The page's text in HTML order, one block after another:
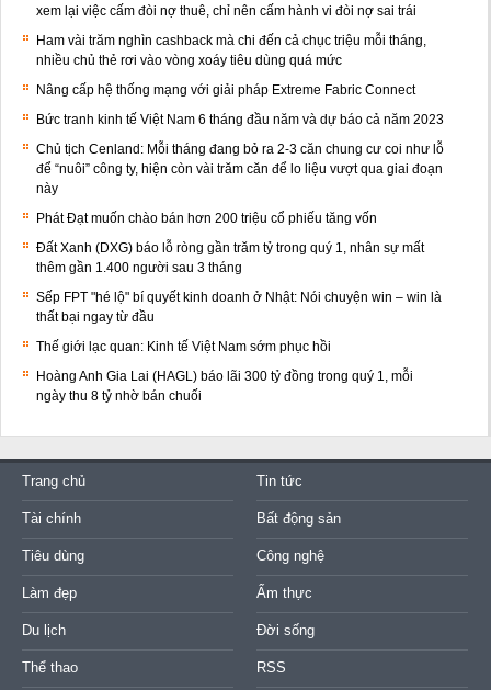
xem lại việc cấm đòi nợ thuê, chỉ nên cấm hành vi đòi nợ sai trái
Ham vài trăm nghìn cashback mà chi đến cả chục triệu mỗi tháng,
nhiều chủ thẻ rơi vào vòng xoáy tiêu dùng quá mức
Nâng cấp hệ thống mạng với giải pháp Extreme Fabric Connect
Bức tranh kinh tế Việt Nam 6 tháng đầu năm và dự báo cả năm 2023
Chủ tịch Cenland: Mỗi tháng đang bỏ ra 2-3 căn chung cư coi như lỗ
để “nuôi” công ty, hiện còn vài trăm căn để lo liệu vượt qua giai đoạn
này
Phát Đạt muốn chào bán hơn 200 triệu cổ phiếu tăng vốn
Đất Xanh (DXG) báo lỗ ròng gần trăm tỷ trong quý 1, nhân sự mất
thêm gần 1.400 người sau 3 tháng
Sếp FPT "hé lộ" bí quyết kinh doanh ở Nhật: Nói chuyện win – win là
thất bại ngay từ đầu
Thế giới lạc quan: Kinh tế Việt Nam sớm phục hồi
Hoàng Anh Gia Lai (HAGL) báo lãi 300 tỷ đồng trong quý 1, mỗi
ngày thu 8 tỷ nhờ bán chuối
Trang chủ Tin tức
Tài chính Bất động sản
Tiêu dùng Công nghệ
Làm đẹp Ẩm thực
Du lịch Đời sống
Thể thao RSS